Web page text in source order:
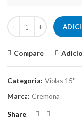
Quantidade de Viola de
Compare
Categoria: Violas 15''
Marca: Cremona
Share